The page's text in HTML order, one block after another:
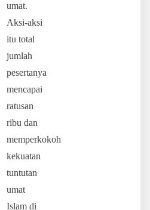
umat.
Aksi-aksi
itu total
jumlah
pesertanya
mencapai
ratusan
ribu dan
memperkokoh
kekuatan
tuntutan
umat
Islam di